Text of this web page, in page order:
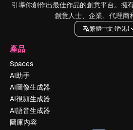
引導你創作出最佳作品的創意平台。擁
創意人士、企業、代理商
繁體中文 (香港)
產品
Spaces
AI助手
AI圖像生成器
AI視頻生成器
AI語音生成器
圖庫內容